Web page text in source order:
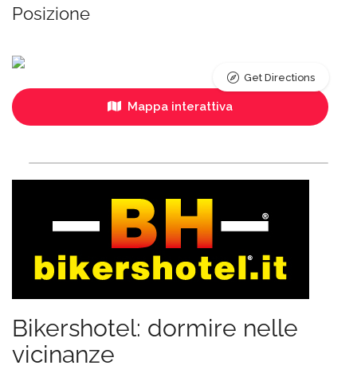
Posizione
Mappa interattiva
Get Directions
Bikershotel: dormire nelle
vicinanze